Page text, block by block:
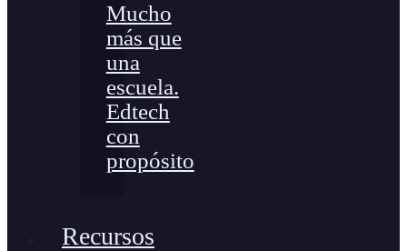
Mucho
más que
una
escuela.
Edtech
con
propósito
Recursos